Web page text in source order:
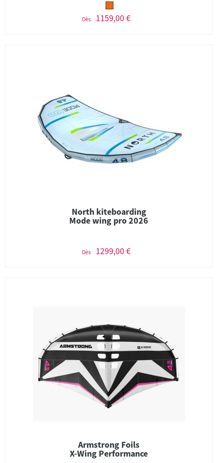
Dès 1159,00 €
North kiteboarding
Mode wing pro 2026
Dès 1299,00 €
Armstrong Foils
X-Wing Performance